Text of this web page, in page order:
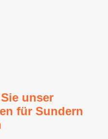
unser
für Sundern